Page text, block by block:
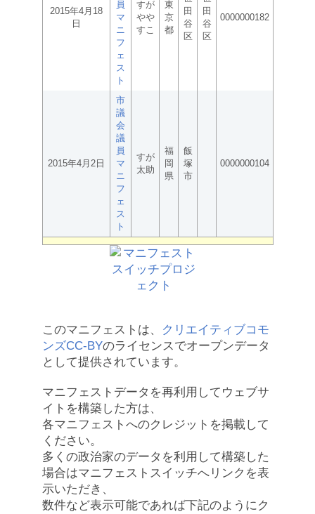
2015年4月18
日
員
マ
ニ
フ
ェ
ス
ト
すが
やや
すこ
東
京
都
田
谷
区
田
谷
区
0000000182
2015年4月2日
市
議
会
議
員
マ
ニ
フ
ェ
ス
ト
すが
太助
福
岡
県
飯
塚
市
0000000104
このマニフェストは、
クリエイティブコモ
ンズCC-BYのライセンスでオープンデータ
として提供されています。
マニフェストデータを再利用してウェブサ
イトを構築した方は、
各マニフェストへのクレジットを掲載して
ください。
多くの政治家のデータを利用して構築した
場合はマニフェストスイッチへリンクを表
示いただき、
数件など表示可能であれば下記のようにク